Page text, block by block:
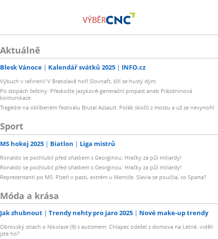
VÝBĚR
Aktuálně
Blesk Vánoce Kalendář svátků 2025 INFO.cz
Výbuch v rafinerii! V Bratislavě hoří Slovnaft, šíří se hustý dým
Po stopách češtiny: Přeskočte jazykově-generační propast aneb Prázdninová
komunikace
Tragédie na oblíbeném festivalu Brutal Assault: Polák skočil z mostu a už se nevynořil
Sport
MS hokej 2025 Biatlon Liga mistrů
Ronaldo se pochlubil před sňatkem s Georginou: Hračky za půl miliardy!
Ronaldo se pochlubil před sňatkem s Georginou: Hračky za půl miliardy!
Reprezentanti po MS: Plzeň v pasti, extrém u Memiče. Slavia se poučila, co Sparta?
Móda a krása
Jak zhubnout Trendy nehty pro jaro 2025 Nové make-up trendy
Obrovský strach o Nikolase (9) s autismem: Chlapec odešel z domova na Letné, viděli
jste ho?